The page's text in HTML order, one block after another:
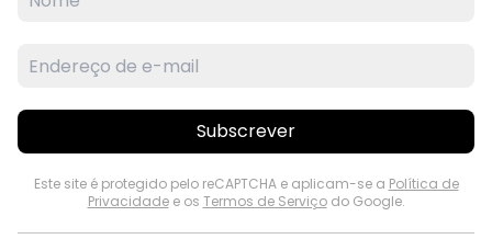
Subscrever
Este site é protegido pelo reCAPTCHA e aplicam-se a Política de
Privacidadee os Termos de Serviçodo Google.